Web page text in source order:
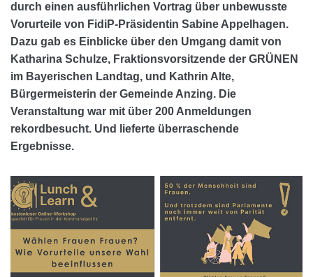
durch einen ausführlichen Vortrag über unbewusste
Vorurteile von FidiP-Präsidentin Sabine Appelhagen.
Dazu gab es Einblicke über den Umgang damit von
Katharina Schulze, Fraktionsvorsitzende der GRÜNEN
im Bayerischen Landtag, und Kathrin Alte,
Bürgermeisterin der Gemeinde Anzing. Die
Veranstaltung war mit über 200 Anmeldungen
rekordbesucht. Und lieferte überraschende
Ergebnisse.